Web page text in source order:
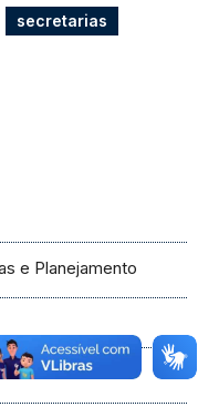
secretarias
e Planejamento